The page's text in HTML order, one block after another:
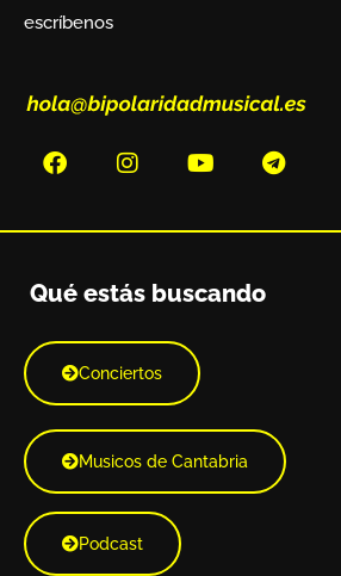
escríbenos
Qué estás buscando
Conciertos
Musicos de Cantabria
Podcast